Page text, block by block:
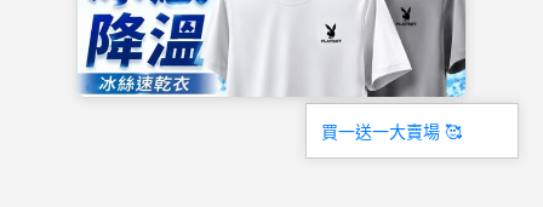
買一送一大賣場 🥰